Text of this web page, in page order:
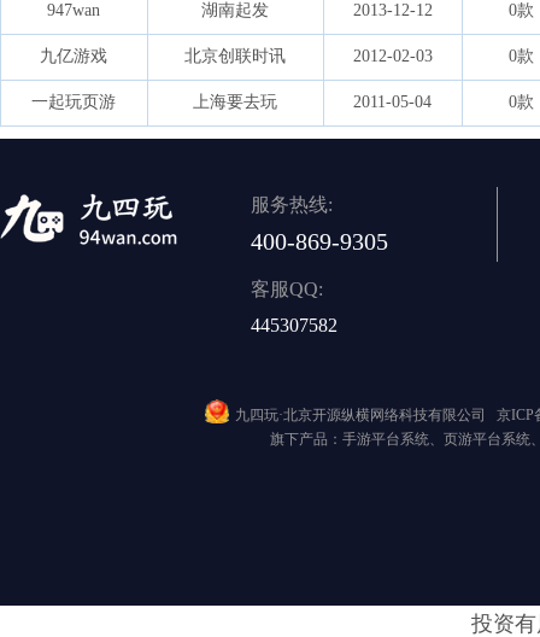
947wan 湖南起发 2013-12-12 0款
九亿游戏 北京创联时讯 2012-02-03 0款
一起玩页游 上海要去玩 2011-05-04 0款
服务热线:
400-869-9305
客服QQ:
445307582
九四玩·北京开源纵横网络科技有限公司京ICP
旗下产品：手游平台系统、页游平台系统
投资